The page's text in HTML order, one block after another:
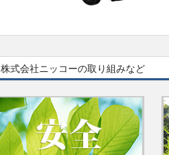
株式会社ニッコーの取り組みなど